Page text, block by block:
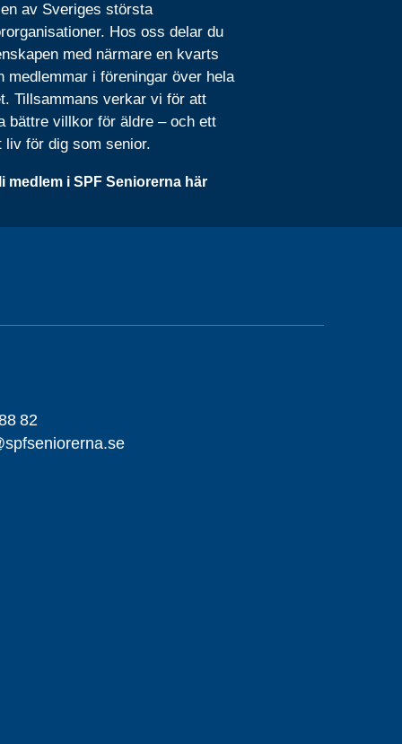
av Sveriges största
Hos oss delar du
med närmare en kvarts
medlemmar i föreningar över hela
Tillsammans verkar vi för att
bättre villkor för äldre – och ett
liv för dig som senior.
medlem i SPF Seniorerna här
82